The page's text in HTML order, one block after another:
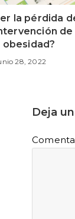
la pérdida
de
obesidad?
28, 2022
Deja